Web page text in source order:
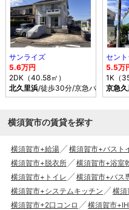
サンライズ
5.6万円
2DK（40.58㎡）
北久里浜/徒歩30分/京急バス 大
セン
5.5万
1K（
京急
横須賀市の賃貸を探す
横須賀市+給湯 横須賀市+バスト
横須賀市+脱衣所
横須賀市+浴室
横須賀市+トイレ
横須賀市+バス
横須賀市+システムキッチン
横須
横須賀市+2口コンロ
横須賀市